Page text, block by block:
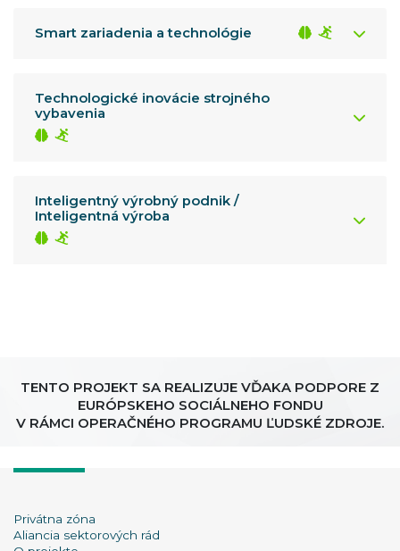
Smart zariadenia a technológie
Technologické inovácie strojného
vybavenia
Inteligentný výrobný podnik /
Inteligentná výroba
TENTO PROJEKT SA REALIZUJE VĎAKA PODPORE Z
EURÓPSKEHO SOCIÁLNEHO FONDU
V RÁMCI OPERAČNÉHO PROGRAMU ĽUDSKÉ ZDROJE.
Privátna zóna
Aliancia sektorových rád